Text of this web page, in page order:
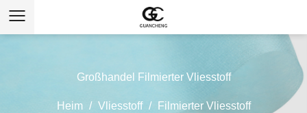
Großhandel Filmierter Vliesstoff
Heim / Vliesstoff / Filmierter Vliesstoff